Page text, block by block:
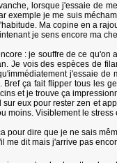
lorsque j'essaie de
exemple je me suis
Ma copine en a
je sens encore ma
: je souffre de ce qu'on
Je vois des espèces de
j'essaie de
Bref ça fait flipper tous les
et je trouve ça
sur eux pour rester zen et
moins. Visiblement le
pour dire que je ne sais
me dit mais j'arrive pas